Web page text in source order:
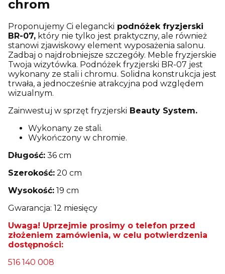
chrom
Proponujemy Ci elegancki podnóżek fryzjerski
BR-07, który nie tylko jest praktyczny, ale również
stanowi zjawiskowy element wyposażenia salonu.
Zadbaj o najdrobniejsze szczegóły. Meble fryzjerskie
Twoja wizytówka. Podnóżek fryzjerski BR-07 jest
wykonany ze stali i chromu. Solidna konstrukcja jest
trwała, a jednocześnie atrakcyjna pod względem
wizualnym.
Zainwestuj w sprzęt fryzjerski Beauty System.
Wykonany ze stali.
Wykończony w chromie.
Długość: 36 cm
Szerokość: 20 cm
Wysokość: 19 cm
Gwarancja: 12 miesięcy
Uwaga! Uprzejmie prosimy o telefon przed
złożeniem zamówienia, w celu potwierdzenia
dostępności:
516 140 008